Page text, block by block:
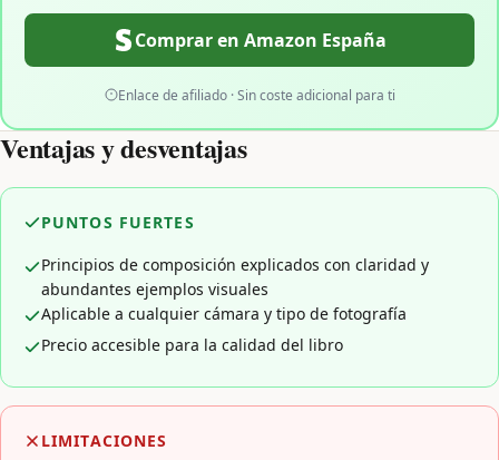
Comprar en Amazon España
Enlace de afiliado · Sin coste adicional para ti
Ventajas y desventajas
PUNTOS FUERTES
Principios de composición explicados con claridad y
abundantes ejemplos visuales
Aplicable a cualquier cámara y tipo de fotografía
Precio accesible para la calidad del libro
LIMITACIONES